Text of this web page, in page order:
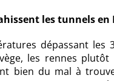
les tunnels en
dépassant les
les rennes plutôt
bien du mal à